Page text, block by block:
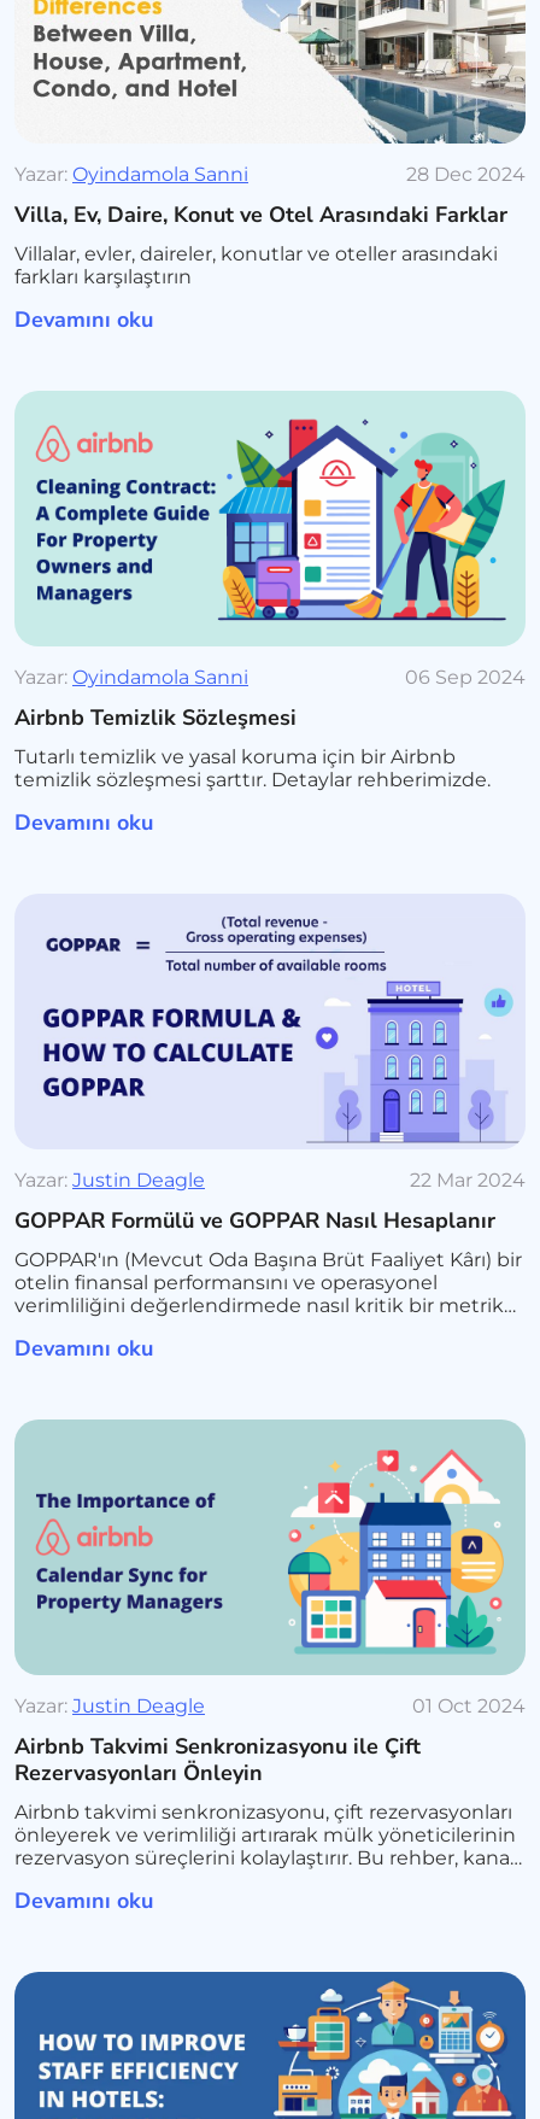
Yazar: Oyindamola Sanni 28 Dec 2024
Villa, Ev, Daire, Konut ve Otel Arasındaki Farklar
Villalar, evler, daireler, konutlar ve oteller arasındaki
farkları karşılaştırın
Devamını oku
Yazar: Oyindamola Sanni 06 Sep 2024
Airbnb Temizlik Sözleşmesi
Tutarlı temizlik ve yasal koruma için bir Airbnb
temizlik sözleşmesi şarttır. Detaylar rehberimizde.
Devamını oku
Yazar: Justin Deagle 22 Mar 2024
GOPPAR Formülü ve GOPPAR Nasıl Hesaplanır
GOPPAR'ın (Mevcut Oda Başına Brüt Faaliyet Kârı) bir
otelin finansal performansını ve operasyonel
verimliliğini değerlendirmede nasıl kritik bir metrik
geleneksel metriklere göre avantajlarını öğrenin.
Devamını oku
Yazar: Justin Deagle 01 Oct 2024
Airbnb Takvimi Senkronizasyonu ile Çift
Rezervasyonları Önleyin
Airbnb takvimi senkronizasyonu, çift rezervasyonları
önleyerek ve verimliliği artırarak mülk yöneticilerinin
rezervasyon süreçlerini kolaylaştırır. Bu rehber, kanal
adımları açıklar
Devamını oku